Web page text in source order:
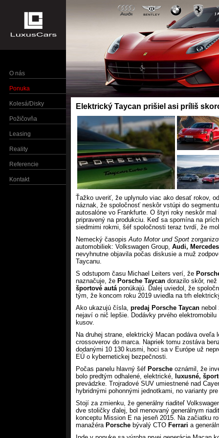
O nás
Ponuka
Kolesá/Disky
Požičovňa
Leasing
Reality
Referencie
Kontakt
Elektrický Taycan prišiel asi príliš
Ťažko uveriť, že uplynulo viac ako desať rokov,
náznak, že spoločnosť neskôr vstúpi do
autosalóne vo Frankfurte. O štyri roky neskôr
pripravený na produkciu. Keď sa spomína na
siedmimi rokmi, šéf spoločnosti teraz tvrdí, že
Nemecký časopisAuto Motor und Sport
automobiliek: Volkswagen Group, Audi,
nevyhnutne objavila počas diskusie a muž
Taycanu.
S odstupom času Michael Leiters verí, že
naznačuje, že Porsche Taycan dorazilo skôr,
športové autáponúkajú. Ďalej uviedol, že
tým, že koncom roku 2019 uviedla na trh
Ako ukazujú čísla, predaj Porsche Taycan nebol
nejaví o nič lepšie. Dodávky prvého
kusov.
Na druhej strane, elektrický Macan podáva
crossoverov do marca. Napriek tomu zostáva
dodanými 10 130 kusmi, hoci sa v Európe už
EÚ o kybernetickej bezpečnosti.
Počas panelu hlavný šéf Porsche oznámil, že
bolo predtým odhalené, elektrické, luxusné,
prevádzke. Trojradové SUV umiestnené nad
hybridnými pohonnými jednotkami, no varianty
Stojí za zmienku, že generálny riaditeľ
dve stoličky ďalej, bol menovaný generálnym
konceptu Mission E na jeseň 2015. Na začiatku
manažéra Porsche bývalý CTO Ferrari a